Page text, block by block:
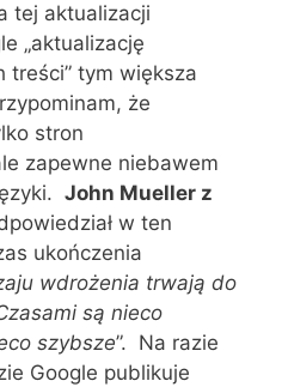
tej aktualizacji
„aktualizację
treści” tym większa
że
stron
zapewne niebawem
John Mueller z
w ten
ukończenia
wdrożenia trwają do
są nieco
szybsze”. Na razie
Google publikuje